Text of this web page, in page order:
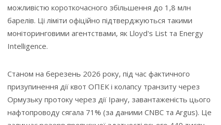
можливістю короткочасного збільшення до 1,8 млн
барелів. Ці ліміти офіційно підтверджуються такими
моніторинговими агентствами, як Lloyd's List та Energy
Intelligence.
Станом на березень 2026 року, під час фактичного
призупинення дії квот ОПЕК і колапсу транзиту через
Ормузьку протоку через дії Ірану, завантаженість цього
нафтопроводу сягала 71% (за даними CNBC та Argus). Це